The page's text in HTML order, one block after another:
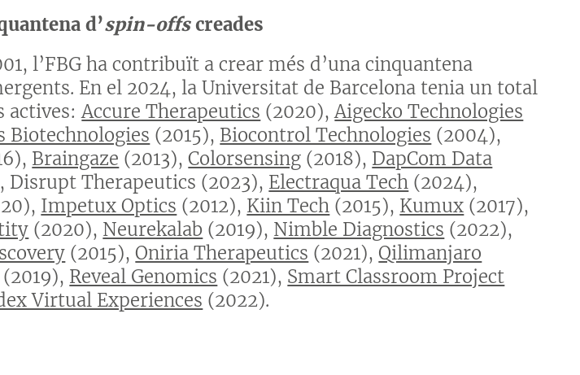
d’spin-offscreades
l’FBG ha contribuït a crear més d’una cinquantena
En el 2024, la Universitat de Barcelona tenia un total
actives: Accure Therapeutics (2020), Aigecko Technologies
Biotechnologies (2015), Biocontrol Technologies (2004),
Braingaze (2013),Colorsensing (2018), DapCom Data
Disrupt Therapeutics (2023), Electraqua Tech (2024),
Impetux Optics (2012), Kiin Tech (2015), Kumux (2017),
(2020), Neurekalab (2019), Nimble Diagnostics (2022),
(2015),Oniria Therapeutics (2021), Qilimanjaro
(2019), Reveal Genomics (2021), Smart Classroom Project
Virtual Experiences (2022).